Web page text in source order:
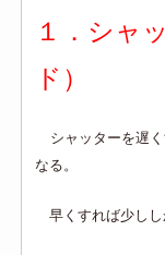
１．シャ
ド）
シャッターを遅
なる。
早くすれば少しし